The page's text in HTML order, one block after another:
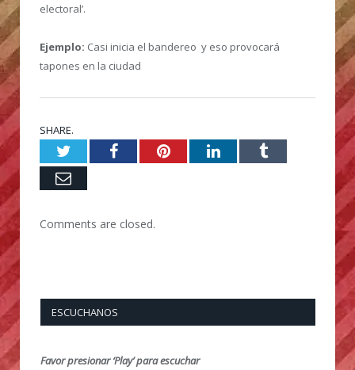
electoral’.
Ejemplo: Casi inicia el bandereo y eso provocará
tapones en la ciudad
SHARE.
TwitterFacebookPinterestLinkedInTumblr
Email
Comments are closed.
ESCUCHANOS
Favor presionar ‘Play’ para escuchar